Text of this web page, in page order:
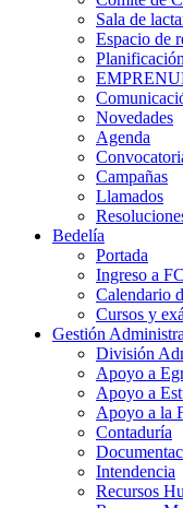
Sala de
Espacio de
Novedades
Agenda
Campañas
Llamados
Bedelía
Portada
Ingreso a
Calendario
Cursos y
Gestión
División
Apoyo a
Apoyo a
Apoyo a la
Contaduría
Intendencia
Recursos